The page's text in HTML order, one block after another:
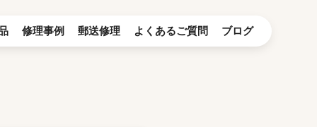
修理事例 郵送修理 よくあるご質問 ブログ